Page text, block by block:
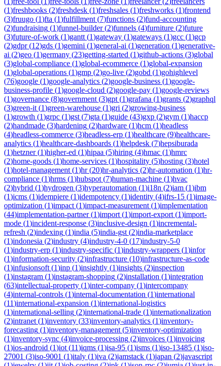
(1)freshbooks (2)freshdesk (1)freshsales (1)freshworks (1)frontend
(3)fruugo (1)fta (1)fulfillment (7)functions (2)fund-accounting
(2)fundraising (1)funnel-builder(2)funnels (4)furniture (2)future
(3)future-of-work (1)gantt (1)gateway (1)gateways (1)gcc (1)gcp
(2)gdpr(12)gds (1)gemini (1)general-ai (1)generation (1)generative-
ai (2)geo (1)germany (23)getting-started (1)github-actions (3)global
(3)global-compliance (1)global-ecommerce (1)global-expansion
(1)global-operations (1)gmp (2)go-live (2)gobd (1)gohighlevel
(76)google (1)google-analytics (2)google-business (1)google-
business-profile (1)google-cloud (2)google-pay (1)google-reviews
(1)governance (8)government (3)gpt (1)grafana (1)grants (2)graphql
(3)green-it (1)green-warehouse (1)gri (2)growing-business
(1)growth (1)grpc (1)gst (7)gta (1)guide (43)gxp (2)gym (1)haccp
(2)handmade (3)hardening (2)hardware (1)hcm (1)headless
(4)headless-commerce (3)headless-erp (1)healthcare (9)healthcare-
analytics (1)healthcare-dashboards (1)helpdesk (7)hepsiburada
(1)hetzner(1)higher-ed (1)hipaa (5)hiring (4)hmac (1)hmrc
(2)home-goods (1)home-services (1)hospitality (5)hosting (3)hotel
(1)hotel-management (1)hr(20)hr-analytics (2)hr-automation (1)hr-
compliance (1)hrms (1)hubspot (7)human-machine (1)hvac
(2)hybrid (1)hydrogen (3)hyperautomation (1)i18n (2)iam (1)ibm
(1)icms (1)idempiere (1)idempotency (1)identity (4)ifrs-15 (1)image-
optimization (1)impact (1)impact-measurement (1)implementation
(44)implementation-partner(1)import (1)import-export (1)import-
mode (1)incident-response (3)inclusive-design (1)incremental-
refresh (2)indexing (1)india (5)india-gst (2)india-marketplace
(1)indonesia (2)industry (4)industry-4-0 (17)industry-5-0
(1)industry-erp (1)industry-specific (1)industry-wrappers (1)infor
(1)information-security (2)infrastructure (10)infrastructure-as-code
(1)infusionsoft (1)inp (1)insightly (1)insights (2)inspection
(1)instagram (1)instagram-shopping (2)installation (1)integration
(63)intellectual-property (1)inter-company (1)intercompany
(4)internal-controls (1)internal-documentation (1)international
(11)international-expansion (1)international-logistics
(1)international-selling (2)international-trade (1)internationalization
(2)intranet (1)inventory (33)inventory-analytics (1)inventory-
forecasting (1)inventory-management (5)inventory-optimization
(1)inventory-sync (4)invoice-processing (2)invoices (1)invoicing
(1)ios-android (1)iot (11)iqms (1)isa-95 (1)isms (1)iso-13485 (1)iso-
27001 (3)iso-9001 (1)italy (1)iva (2)jamstack (1)japan (2)javascript